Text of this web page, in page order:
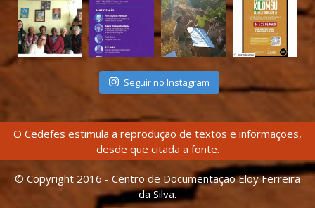
Seguir no Instagram
O Cedefes estimula a reprodução de textos e informações,
desde que citada a fonte.
© Copyright 2016 - Centro de Documentação Eloy Ferreira
da Silva.